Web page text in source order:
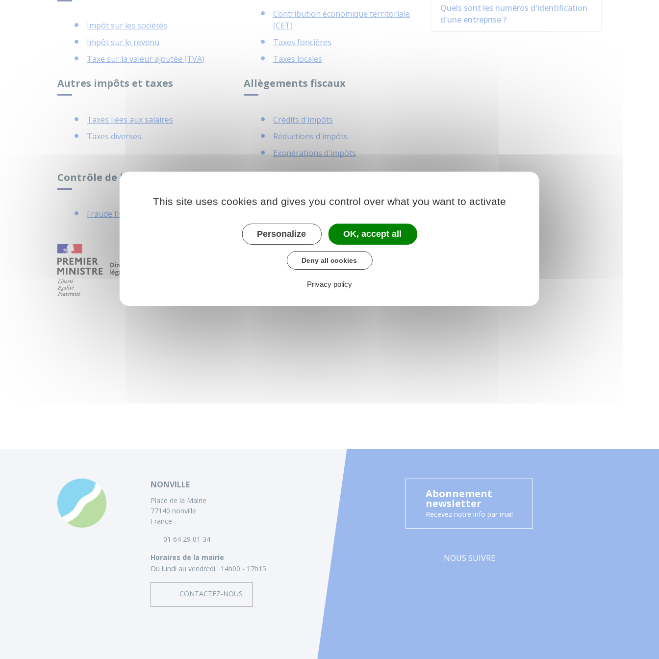
Impôt sur les sociétés
Impôt sur le revenu
Taxe sur la valeur ajoutée (TVA)
Contribution économique territoriale
(CET)
Taxes foncières
Taxes locales
Autres impôts et taxes
Taxes liées aux salaires
Taxes diverses
Allègements fiscaux
Crédits d'impôts
Réductions d'impôts
Exonérations d'impôts
Contrôle de l'impôt
Fraude fiscale
Quels sont les numéros d'identification
d'une entreprise ?
NONVILLE
Place de la Mairie
77140 nonville
France
01 64 29 01 34
Horaires de la mairie
Du lundi au vendredi : 14h00 - 17h15
CONTACTEZ-NOUS
Abonnement
newsletter
Recevez notre info par mail
NOUS SUIVRE
This site uses cookies and gives you control over what you want to activate
Personalize OK, accept all
Deny all cookies
Privacy policy